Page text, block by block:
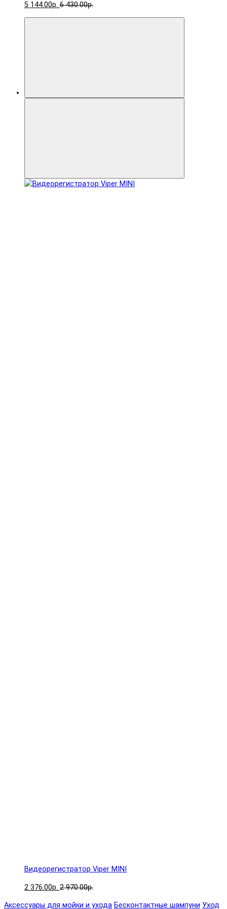
5 144.00р. 6 430.00р.
Видеорегистратор Viper MINI
2 376.00р. 2 970.00р.
Аксессуары для мойки и ухода Бесконтактные шампуни Уход